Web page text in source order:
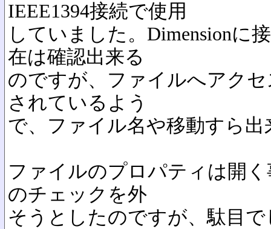
IEEE1394接続で使用
していました。Dimensionに
在は確認出来る
のですが、ファイルへアク
されているよう
で、ファイル名や移動すら
ファイルのプロパティは開
のチェックを外
そうとしたのですが、駄目